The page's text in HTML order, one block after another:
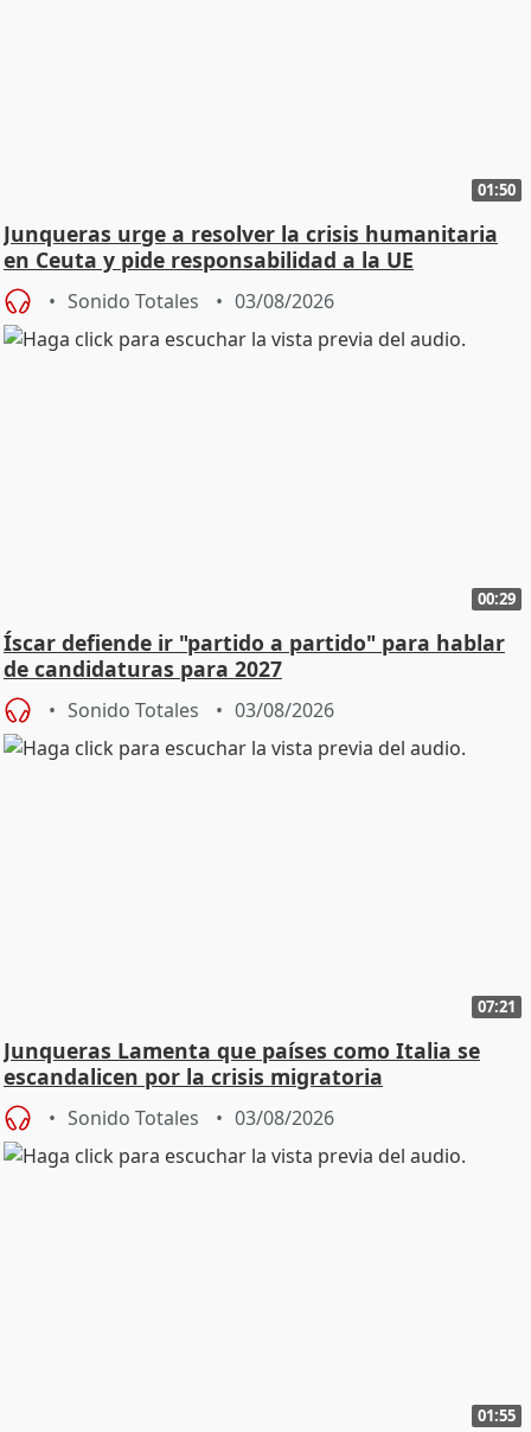
01:50
Junqueras urge a resolver la crisis humanitaria
en Ceuta y pide responsabilidad a la UE
Sonido Totales 03/08/2026
00:29
Íscar defiende ir "partido a partido" para hablar
de candidaturas para 2027
Sonido Totales 03/08/2026
07:21
Junqueras Lamenta que países como Italia se
escandalicen por la crisis migratoria
Sonido Totales 03/08/2026
01:55